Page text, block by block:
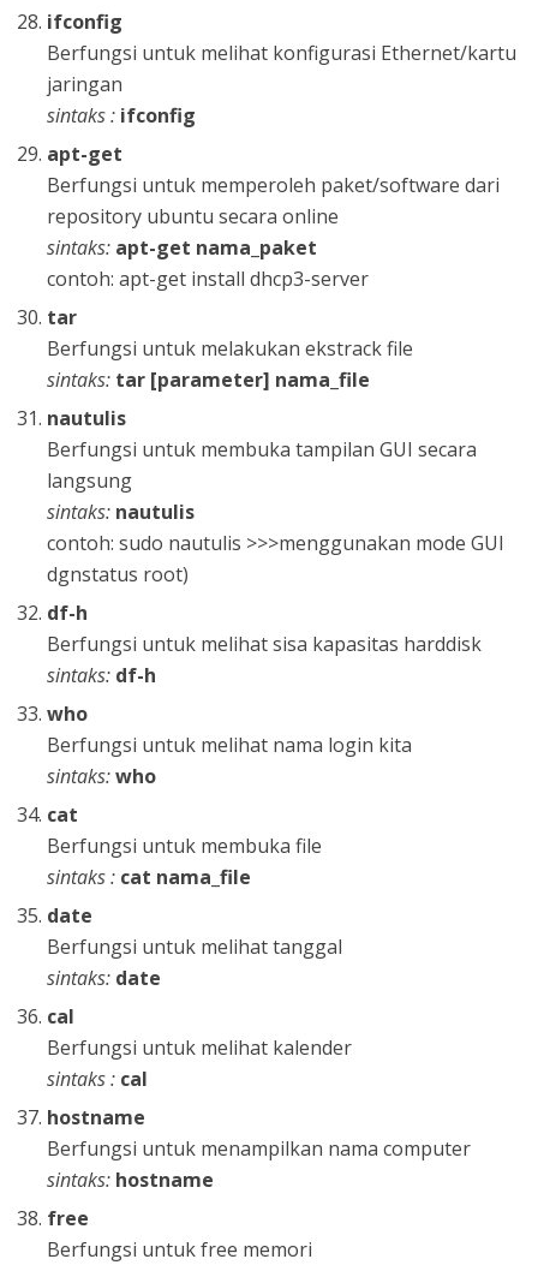
ifconfig
Berfungsi untuk melihat konfigurasi Ethernet/kartu
jaringan
sintaks : ifconfig
apt-get
Berfungsi untuk memperoleh paket/software dari
repository ubuntu secara online
sintaks: apt-get nama_paket
contoh: apt-get install dhcp3-server
tar
Berfungsi untuk melakukan ekstrack file
sintaks: tar [parameter] nama_file
nautulis
Berfungsi untuk membuka tampilan GUI secara
langsung
sintaks: nautulis
contoh: sudo nautulis >>>menggunakan mode GUI
dgnstatus root)
df-h
Berfungsi untuk melihat sisa kapasitas harddisk
sintaks: df-h
who
Berfungsi untuk melihat nama login kita
sintaks:who
cat
Berfungsi untuk membuka file
sintaks : cat nama_file
date
Berfungsi untuk melihat tanggal
sintaks: date
cal
Berfungsi untuk melihat kalender
sintaks : cal
hostname
Berfungsi untuk menampilkan nama computer
sintaks: hostname
free
Berfungsi untuk free memori